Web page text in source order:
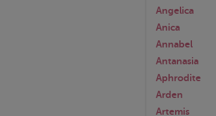
Angelica
Anica
Annabel
Antanasia
Aphrodite
Arden
Artemis